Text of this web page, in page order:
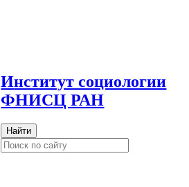
Институт социологии
ФНИСЦ РАН
Найти